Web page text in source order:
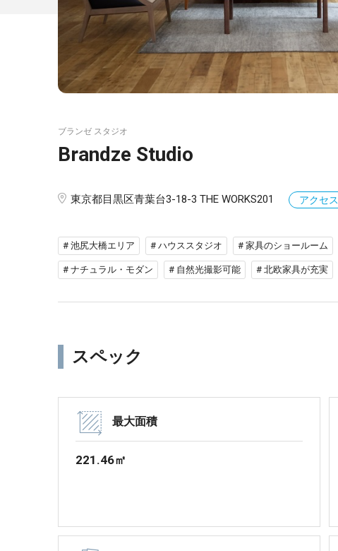
ブランゼ スタジオ
Brandze Studio
東京都目黒区青葉台3-18-3 THE WORKS201 アクセス
# 池尻大橋エリア # ハウススタジオ # 家具のショールーム
# ナチュラル・モダン # 自然光撮影可能 # 北欧家具が充実
スペック
最大面積
221.46㎡